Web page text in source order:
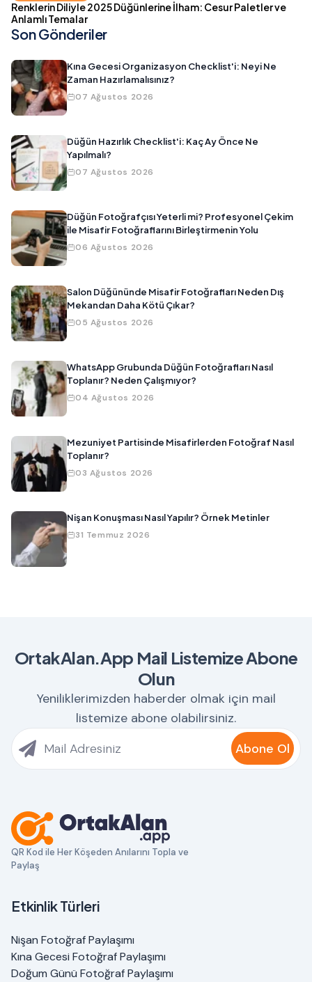
Renklerin Diliyle 2025 Düğünlerine İlham: Cesur Paletler ve
Anlamlı Temalar
Son Gönderiler
Kına Gecesi Organizasyon Checklist'i: Neyi Ne
Zaman Hazırlamalısınız?
07 Ağustos 2026
Düğün Hazırlık Checklist'i: Kaç Ay Önce Ne
Yapılmalı?
07 Ağustos 2026
Düğün Fotoğrafçısı Yeterli mi? Profesyonel Çekim
ile Misafir Fotoğraflarını Birleştirmenin Yolu
06 Ağustos 2026
Salon Düğününde Misafir Fotoğrafları Neden Dış
Mekandan Daha Kötü Çıkar?
05 Ağustos 2026
WhatsApp Grubunda Düğün Fotoğrafları Nasıl
Toplanır? Neden Çalışmıyor?
04 Ağustos 2026
Mezuniyet Partisinde Misafirlerden Fotoğraf Nasıl
Toplanır?
03 Ağustos 2026
Nişan Konuşması Nasıl Yapılır? Örnek Metinler
31 Temmuz 2026
OrtakAlan.App Mail Listemize Abone
Olun
Yeniliklerimizden haberder olmak için mail
listemize abone olabilirsiniz.
Abone Ol
QR Kod ile Her Köşeden Anılarını Topla ve
Paylaş
Etkinlik Türleri
Nişan Fotoğraf Paylaşımı
Kına Gecesi Fotoğraf Paylaşımı
Doğum Günü Fotoğraf Paylaşımı